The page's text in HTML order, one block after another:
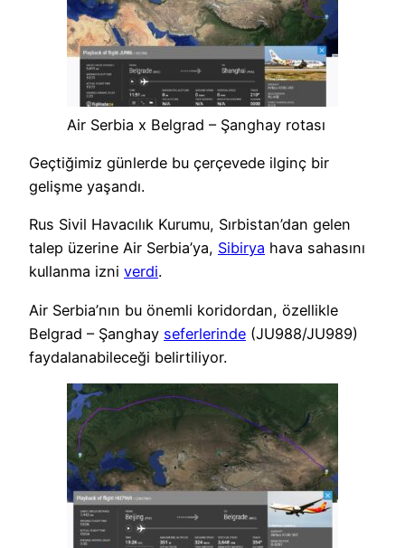
Air Serbia x Belgrad – Şanghay rotası
Geçtiğimiz günlerde bu çerçevede ilginç bir
gelişme yaşandı.
Rus Sivil Havacılık Kurumu, Sırbistan’dan gelen
talep üzerine Air Serbia’ya, Sibirya hava sahasını
kullanma izni verdi.
Air Serbia’nın bu önemli koridordan, özellikle
Belgrad – Şanghay seferlerinde (JU988/JU989)
faydalanabileceği belirtiliyor.